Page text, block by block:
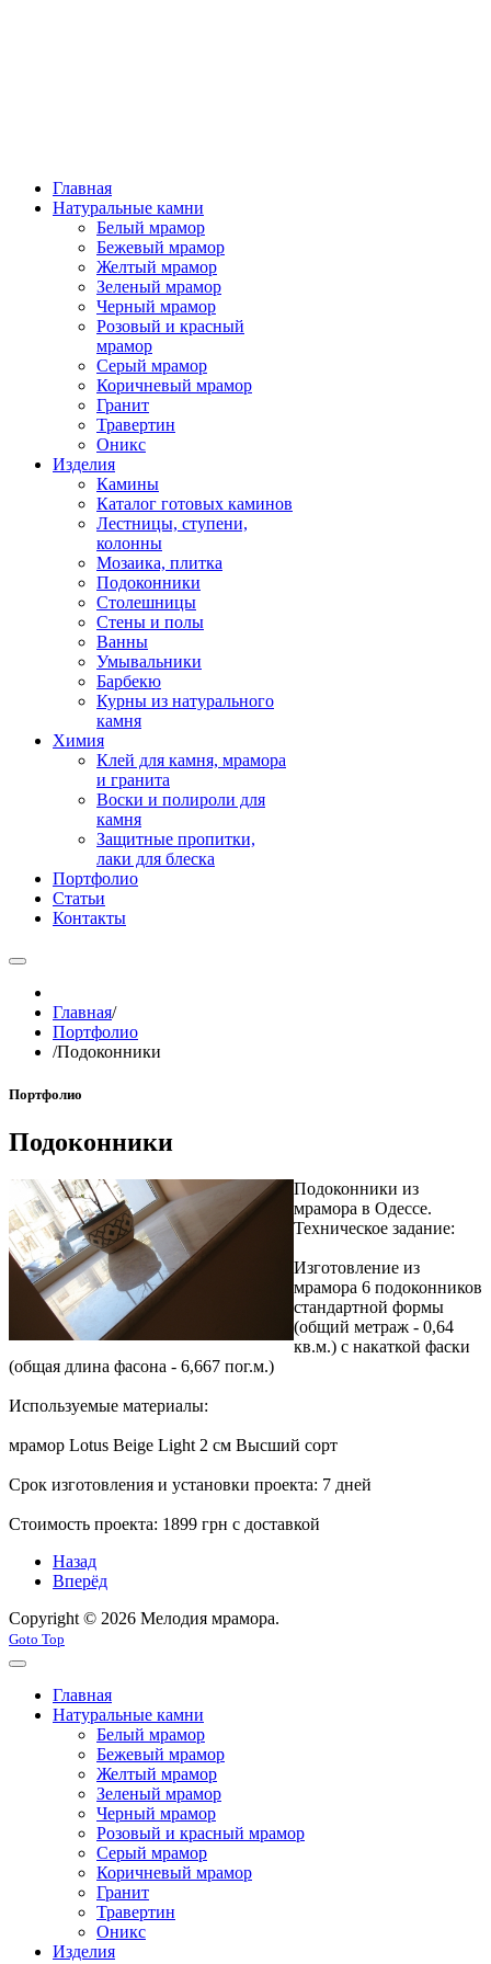
Главная
Натуральные камни
Белый мрамор
Бежевый мрамор
Желтый мрамор
Зеленый мрамор
Черный мрамор
Розовый и красный
мрамор
Серый мрамор
Коричневый мрамор
Гранит
Травертин
Оникс
Изделия
Камины
Каталог готовых каминов
Лестницы, ступени,
колонны
Мозаика, плитка
Подоконники
Столешницы
Стены и полы
Ванны
Умывальники
Барбекю
Курны из натурального
камня
Химия
Клей для камня, мрамора
и гранита
Воски и полироли для
камня
Защитные пропитки,
лаки для блеска
Портфолио
Статьи
Контакты
Главная/
Портфолио
/Подоконники
Портфолио
Подоконники
Подоконники из
мрамора в Одессе.
Техническое задание:
Изготовление из
мрамора 6 подоконников
стандартной формы
(общий метраж - 0,64
кв.м.) с накаткой фаски
(общая длина фасона - 6,667 пог.м.)
Используемые материалы:
мрамор Lotus Beige Light 2 см Высший сорт
Срок изготовления и установки проекта: 7 дней
Стоимость проекта: 1899 грн с доставкой
Назад
Вперёд
Copyright © 2026 Мелодия мрамора.
Goto Top
Главная
Натуральные камни
Белый мрамор
Бежевый мрамор
Желтый мрамор
Зеленый мрамор
Черный мрамор
Розовый и красный мрамор
Серый мрамор
Коричневый мрамор
Гранит
Травертин
Оникс
Изделия